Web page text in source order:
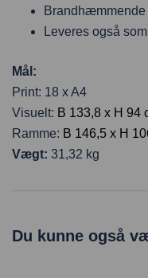
Leveres også
Mål:
Print: 18 x A4
Visuelt: B 133,8 x H 94
Ramme: B 146,5 x H
Vægt: 31,32 kg
Du kunne også